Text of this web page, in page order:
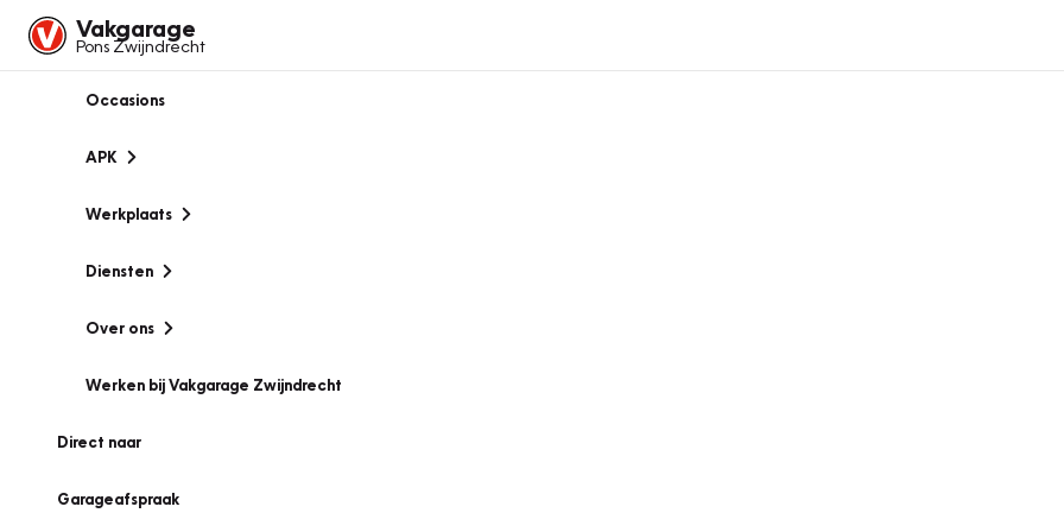
Vakgarage
Pons Zwijndrecht
Occasions
APK
Werkplaats
Diensten
Over ons
Werken bij Vakgarage Zwijndrecht
Direct naar
Garageafspraak